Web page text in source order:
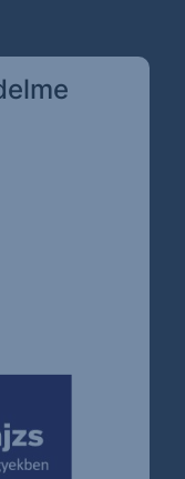
ugrik)
ugrik)
ugrik)